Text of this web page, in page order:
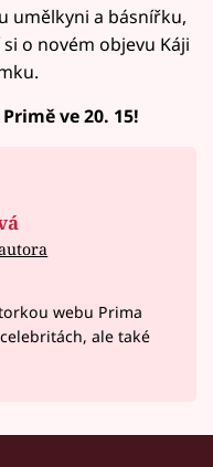
umělkyni a básnířku,
o novém objevu Káji
ve 20. 15!
webu Prima
ale také